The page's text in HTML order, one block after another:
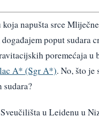
napušta srce
poput sudara
poremećaja
A* (Sgr A*). No, što je
u Leidenu u